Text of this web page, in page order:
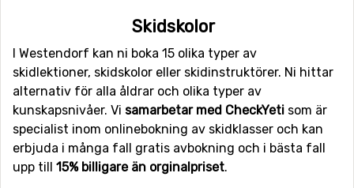
Westendorf som är belägen mitt i byn. Byn är en
inslag. Här kan både vänner och familjer resa för att få
en skidsemester som bjuder på allt.
Skidskolor
I Westendorf kan ni boka 15 olika typer av
skidlektioner, skidskolor eller skidinstruktörer. Ni hittar
alternativ för alla åldrar och olika typer av
kunskapsnivåer. Vi samarbetar med CheckYeti som är
specialist inom onlinebokning av skidklasser och kan
erbjuda i många fall gratis avbokning och i bästa fall
upp till 15% billigare än orginalpriset.